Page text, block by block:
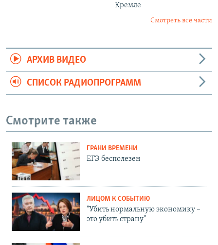
Кремле
Смотреть все части
АРХИВ ВИДЕО
СПИСОК РАДИОПРОГРАММ
Смотрите также
ГРАНИ ВРЕМЕНИ
ЕГЭ бесполезен
ЛИЦОМ К СОБЫТИЮ
"Убить нормальную экономику –
это убить страну"